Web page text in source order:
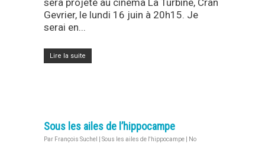
sera projeté au cinéma La Turbine, Cran
Gevrier, le lundi 16 juin à 20h15. Je
serai en...
Lire la suite
Sous les ailes de l’hippocampe
Par François Suchel Sous les ailes de l'hippocampe
No